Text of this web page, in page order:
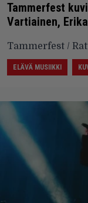
Tammerfest
Vartiainen,
Tammerfest /
ELÄVÄ MUSIIKKI